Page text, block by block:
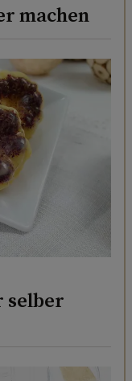
machen
selber